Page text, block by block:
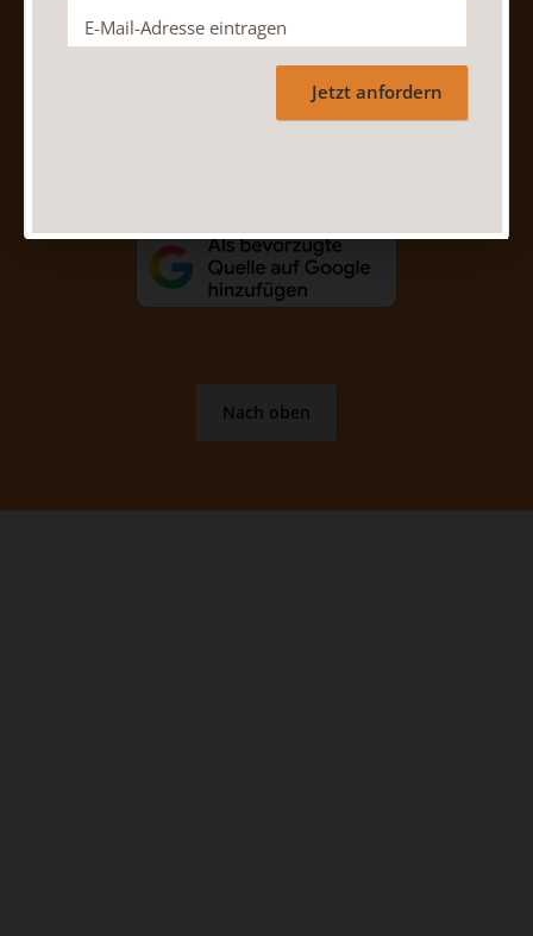
AGB und Widerrufsbelehrung
Barrierefreiheit
Impressum
Abo online kündigen
Nach oben
Jetzt anfordern